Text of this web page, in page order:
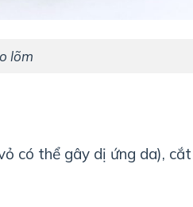
lõm
có thể gây dị ứng da), cắt